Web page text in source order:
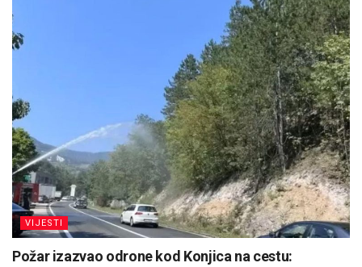
VIJESTI
Požar izazvao odrone kod Konjica na cestu: